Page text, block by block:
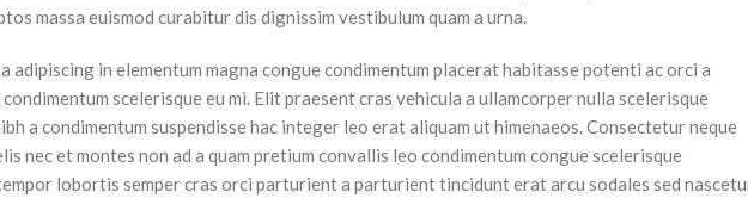
massa euismod curabitur dis dignissim vestibulum quam a urna.
adipiscing in elementum magna congue condimentum placerat habitasse potenti ac orci a
scelerisque eu mi. Elit praesent cras vehicula a ullamcorper nulla scelerisque
a condimentum suspendisse hac integer leo erat aliquam ut himenaeos. Consectetur neque
nec et montes non ad a quam pretium convallis leo condimentum congue scelerisque
lobortis semper cras orci parturient a parturient tincidunt erat arcu sodales sed